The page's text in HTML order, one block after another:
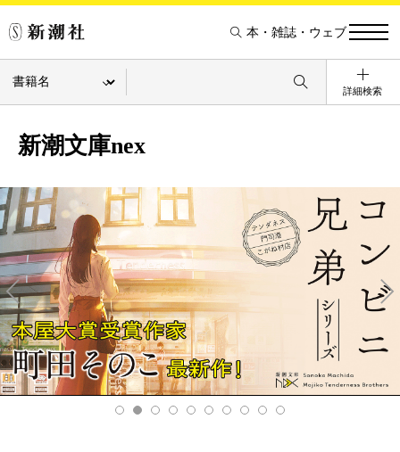
本・雑誌・ウェブ
詳細検索
新潮文庫nex
Pre
v
xt